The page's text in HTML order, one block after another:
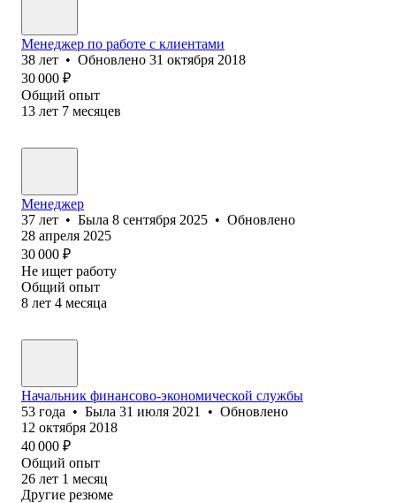
Менеджер по работе с клиентами
38 лет • Обновлено 31 октября 2018
30 000 ₽
Общий опыт
13 лет 7 месяцев
Менеджер
37 лет • Была 8 сентября 2025 • Обновлено
28 апреля 2025
30 000 ₽
Не ищет работу
Общий опыт
8 лет 4 месяца
Начальник финансово-экономической службы
53 года • Была 31 июля 2021 • Обновлено
12 октября 2018
40 000 ₽
Общий опыт
26 лет 1 месяц
Другие резюме